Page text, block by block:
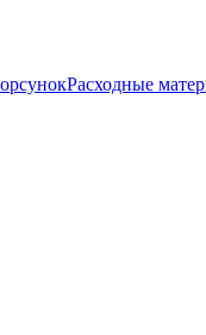
Расходные